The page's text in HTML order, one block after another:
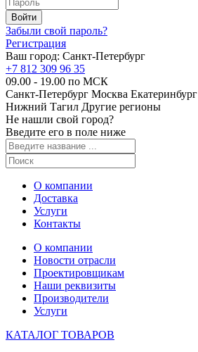
Забыли свой пароль?
Регистрация
Ваш город: Санкт-Петербург
+7 812 309 96 35
09.00 - 19.00 по МСК
Санкт-Петербург Москва Екатеринбург
Нижний Тагил Другие регионы
Не нашли свой город?
Введите его в поле ниже
О компании
Доставка
Услуги
Контакты
О компании
Новости отрасли
Проектировщикам
Наши реквизиты
Производители
Услуги
КАТАЛОГ ТОВАРОВ